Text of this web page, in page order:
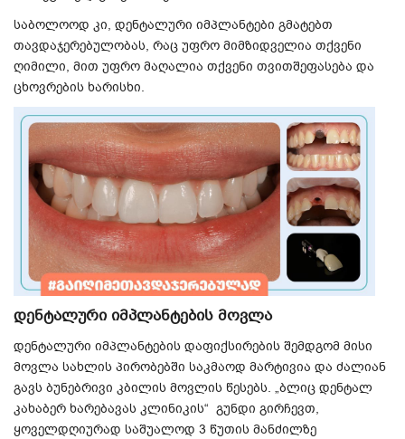
საბოლოოდ კი, დენტალური იმპლანტები გმატებთ
თავდაჯერებულობას, რაც უფრო მიმზიდველია თქვენი
ღიმილი, მით უფრო მაღალია თქვენი თვითშეფასება და
ცხოვრების ხარისხი.
დენტალური იმპლანტების მოვლა
დენტალური იმპლანტების დაფიქსირების შემდგომ მისი
მოვლა სახლის პირობებში საკმაოდ მარტივია და ძალიან
გავს ბუნებრივი კბილის მოვლის წესებს. „ბლიც დენტალ
კახაბერ ხარებავას კლინიკის“ გუნდი გირჩევთ,
ყოველდღიურად საშუალოდ 3 წუთის მანძილზე